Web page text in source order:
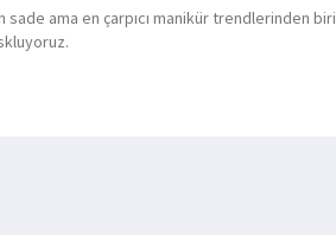
sade ama en çarpıcı manikür trendlerinden biri